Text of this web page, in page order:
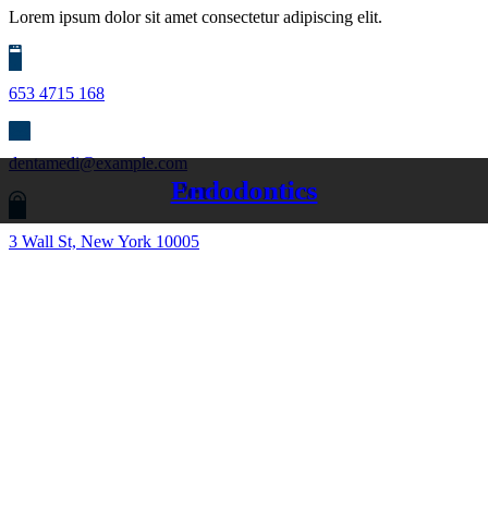
Periodontics
Endodontics
Lorem ipsum dolor sit amet consectetur adipiscing elit.
653 4715 168
dentamedi@example.com
3 Wall St, New York 10005